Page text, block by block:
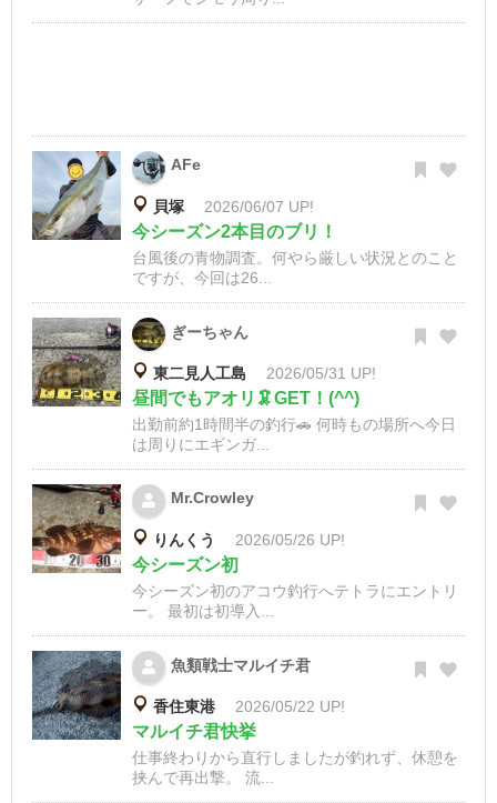
AFe
貝塚 2026/06/07 UP!
今シーズン2本目のブリ！
台風後の青物調査。何やら厳しい状況とのこと
ですが、今回は26...
ぎーちゃん
東二見人工島 2026/05/31 UP!
昼間でもアオリ🦑GET！(^^)
出勤前約1時間半の釣行🚗 何時もの場所へ今日
は周りにエギンガ...
Mr.Crowley
りんくう 2026/05/26 UP!
今シーズン初
今シーズン初のアコウ釣行へテトラにエントリ
ー。 最初は初導入...
魚類戦士マルイチ君
香住東港 2026/05/22 UP!
マルイチ君快挙
仕事終わりから直行しましたが釣れず、休憩を
挟んで再出撃。 流...